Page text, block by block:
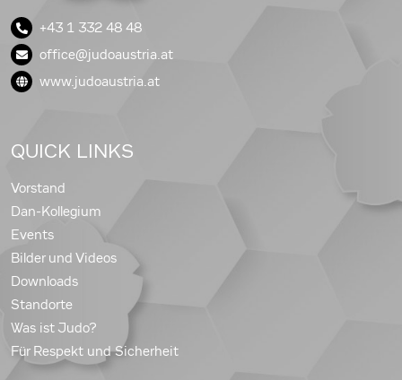
+43 1 332 48 48
office@judoaustria.at
www.judoaustria.at
QUICK LINKS
Vorstand
Dan-Kollegium
Events
Bilder und Videos
Downloads
Standorte
Was ist Judo?
Für Respekt und Sicherheit